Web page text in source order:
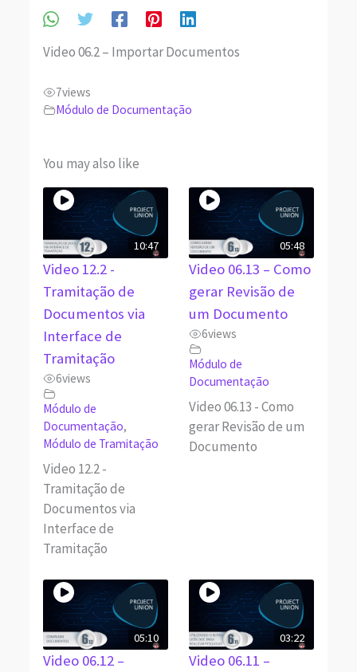
Video 06.2 – Importar Documentos
7views
Módulo de Documentação
You may also like
10:47
Video 12.2 -
Tramitação de
Documentos via
Interface de
Tramitação
6views
Módulo de
Documentação,
Módulo de Tramitação
Video 12.2 -
Tramitação de
Documentos via
Interface de
Tramitação
05:48
Video 06.13 – Como
gerar Revisão de
um Documento
6views
Módulo de
Documentação
Video 06.13 - Como
gerar Revisão de um
Documento
05:10
Video 06.12 –
03:22
Video 06.11 –